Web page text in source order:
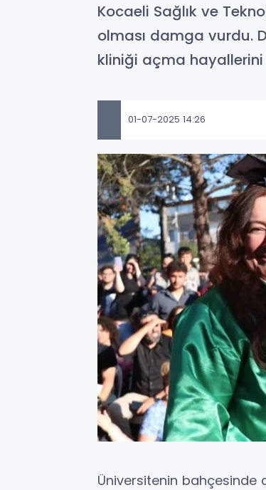
Kocaeli Sağlık ve
olması damga vurdu.
kliniği açma hayallerini
01-07-2025 14:26
Üniversitenin bahçesinde